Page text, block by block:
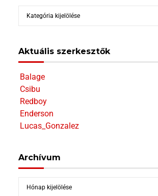
Kategóriák
Aktuális szerkesztők
Balage
Csibu
Redboy
Enderson
Lucas_Gonzalez
Archívum
Archívum